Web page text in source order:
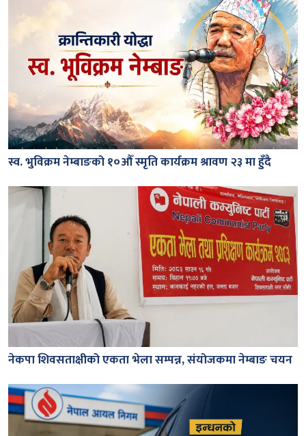
स्व. भुविक्रम नेम्बाङको १०औँ स्मृति कार्यक्रम श्रावण २३ मा हुँदै
नेकपा शिवसताक्षीको एकता भेला सम्पन्न, संयोजकमा नेम्बाङ चयन